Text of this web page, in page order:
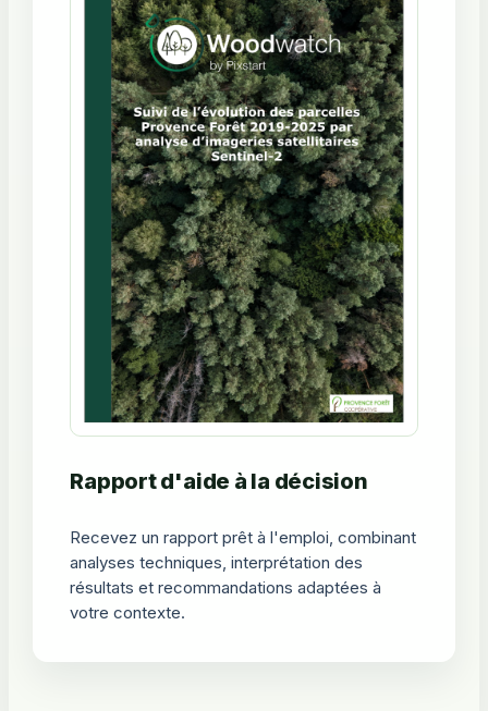
Rapport d'aide à la décision
Recevez un rapport prêt à l'emploi, combinant
analyses techniques, interprétation des
résultats et recommandations adaptées à
votre contexte.